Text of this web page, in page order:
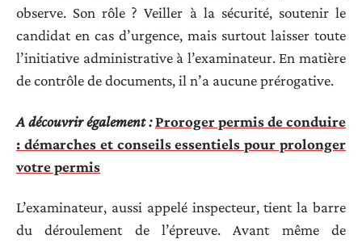
observe. Son rôle ? Veiller à la sécurité, soutenir le
candidat en cas d’urgence, mais surtout laisser toute
l’initiative administrative à l’examinateur. En matière
de contrôle de documents, il n’a aucune prérogative.
A découvrir également :Proroger permis de conduire
: démarches et conseils essentiels pour prolonger
votre permis
L’examinateur, aussi appelé inspecteur, tient la barre
du déroulement de l’épreuve. Avant même de